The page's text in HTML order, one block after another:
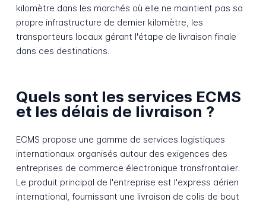
kilomètre dans les marchés où elle ne maintient pas sa
propre infrastructure de dernier kilomètre, les
transporteurs locaux gérant l'étape de livraison finale
dans ces destinations.
Quels sont les services ECMS
et les délais de livraison ?
ECMS propose une gamme de services logistiques
internationaux organisés autour des exigences des
entreprises de commerce électronique transfrontalier.
Le produit principal de l'entreprise est l'express aérien
international, fournissant une livraison de colis de bout